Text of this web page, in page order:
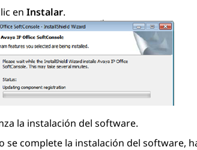
en Instalar.
la instalación del software.
se complete la instalación del software,